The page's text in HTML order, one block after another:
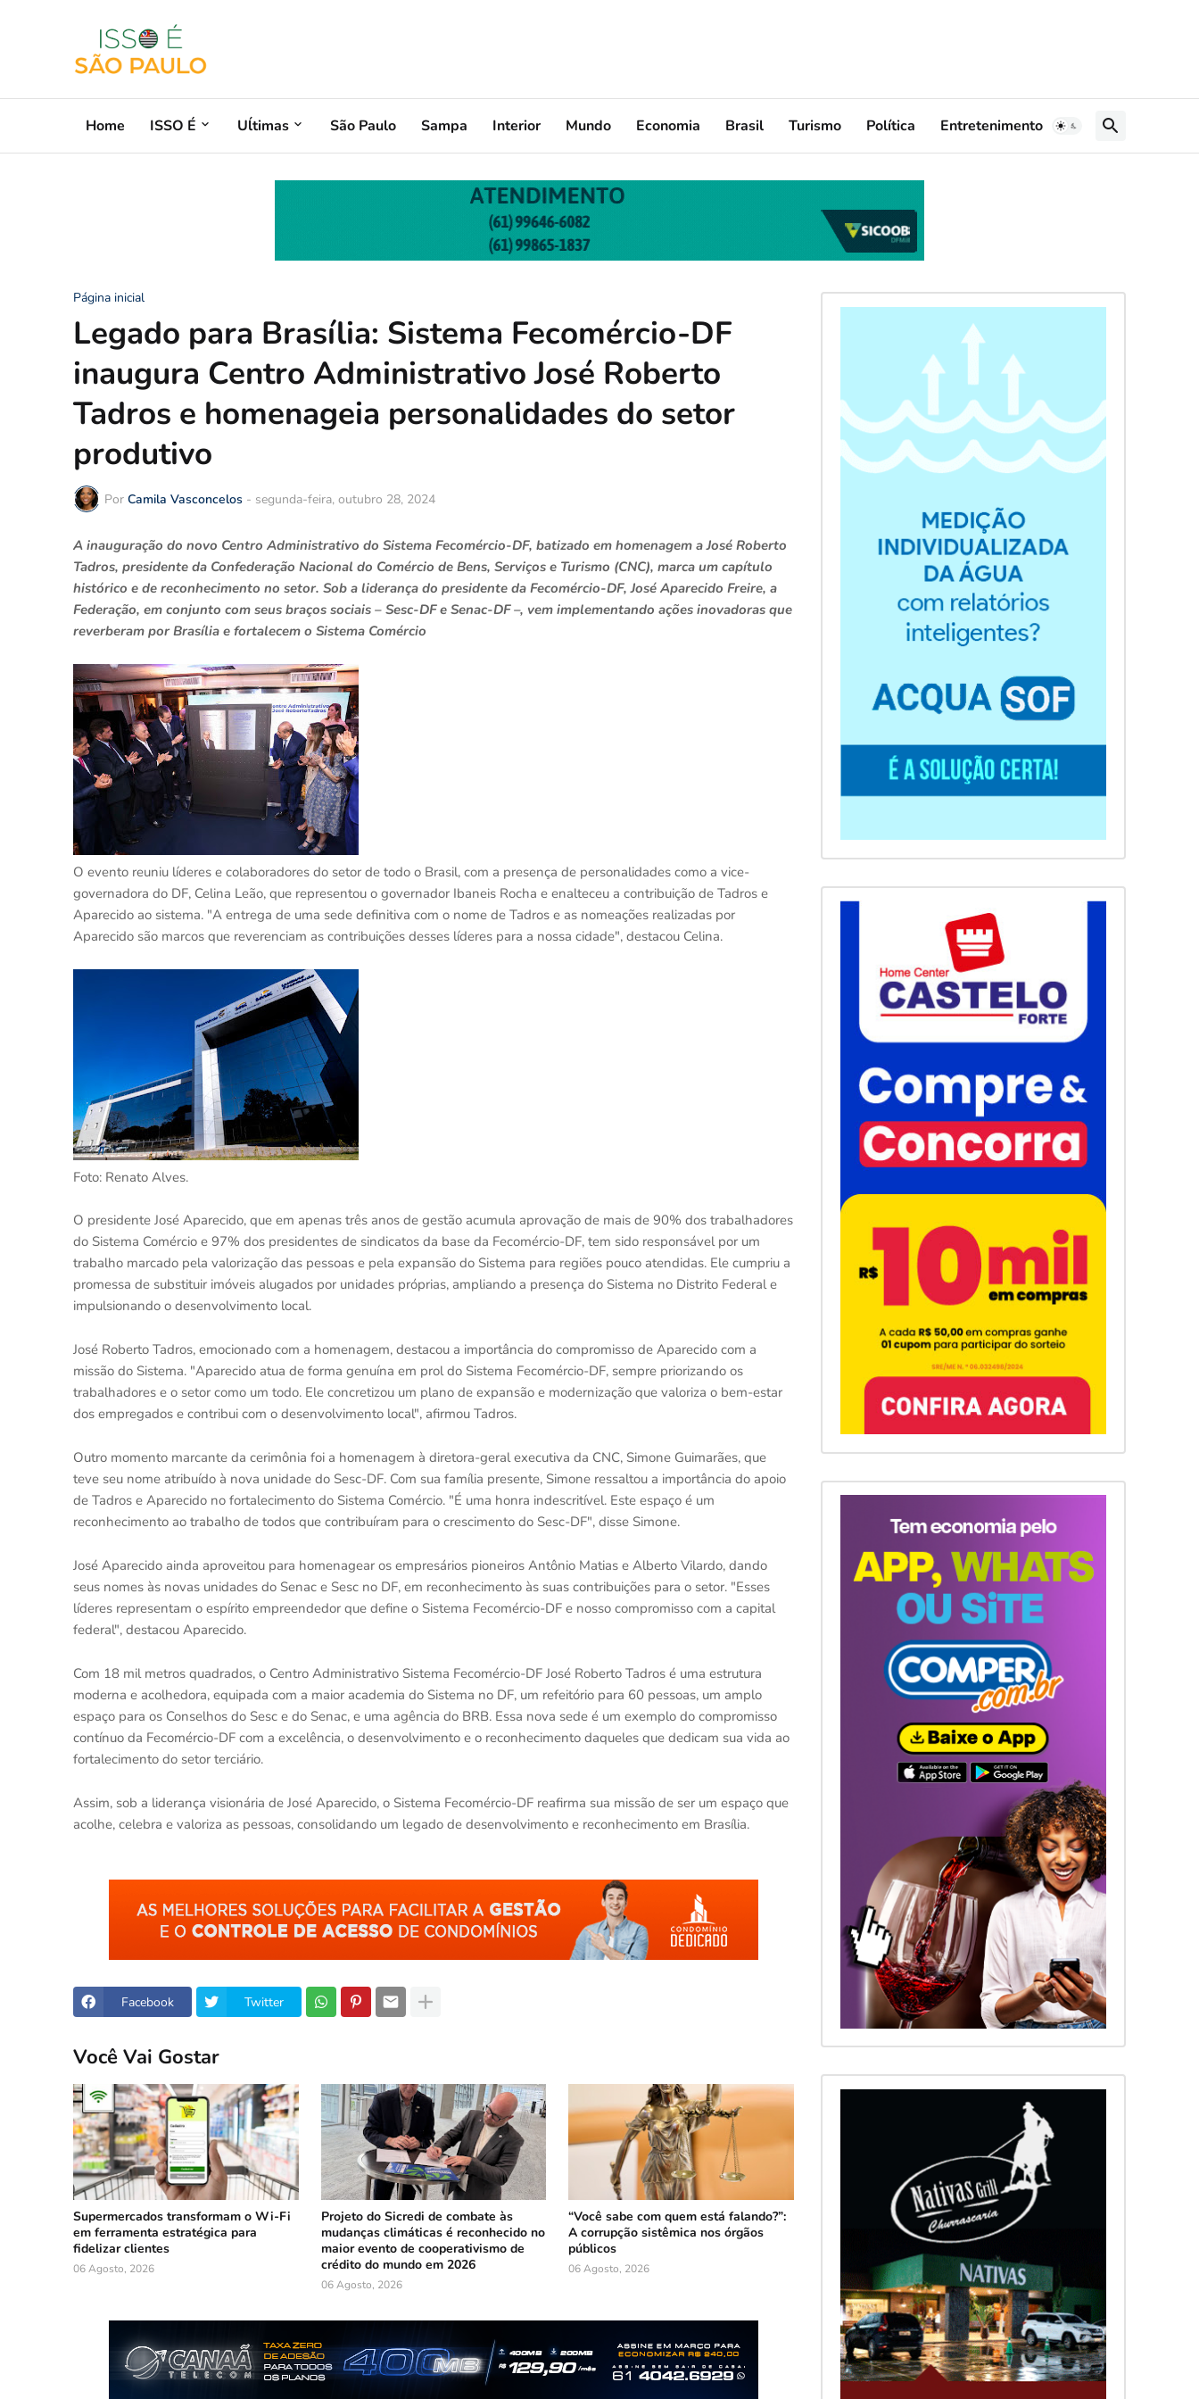
Home ISSO É Uĺtimas São Paulo Sampa Interior Mundo Economia Brasil Turismo Política Entretenimento
Página inicial
Legado para Brasília: Sistema Fecomércio-DF
inaugura Centro Administrativo José Roberto
Tadros e homenageia personalidades do setor
produtivo
Por Camila Vasconcelos - segunda-feira, outubro 28, 2024
A inauguração do novo Centro Administrativo do Sistema Fecomércio-DF, batizado em homenagem a José Roberto
Tadros, presidente da Confederação Nacional do Comércio de Bens, Serviços e Turismo (CNC), marca um capítulo
histórico e de reconhecimento no setor. Sob a liderança do presidente da Fecomércio-DF, José Aparecido Freire, a
Federação, em conjunto com seus braços sociais – Sesc-DF e Senac-DF –, vem implementando ações inovadoras que
reverberam por Brasília e fortalecem o Sistema Comércio
O evento reuniu líderes e colaboradores do setor de todo o Brasil, com a presença de personalidades como a vice-
governadora do DF, Celina Leão, que representou o governador Ibaneis Rocha e enalteceu a contribuição de Tadros e
Aparecido ao sistema. "A entrega de uma sede definitiva com o nome de Tadros e as nomeações realizadas por
Aparecido são marcos que reverenciam as contribuições desses líderes para a nossa cidade", destacou Celina.
Foto: Renato Alves.
O presidente José Aparecido, que em apenas três anos de gestão acumula aprovação de mais de 90% dos trabalhadores
do Sistema Comércio e 97% dos presidentes de sindicatos da base da Fecomércio-DF, tem sido responsável por um
trabalho marcado pela valorização das pessoas e pela expansão do Sistema para regiões pouco atendidas. Ele cumpriu a
promessa de substituir imóveis alugados por unidades próprias, ampliando a presença do Sistema no Distrito Federal e
impulsionando o desenvolvimento local.
José Roberto Tadros, emocionado com a homenagem, destacou a importância do compromisso de Aparecido com a
missão do Sistema. "Aparecido atua de forma genuína em prol do Sistema Fecomércio-DF, sempre priorizando os
trabalhadores e o setor como um todo. Ele concretizou um plano de expansão e modernização que valoriza o bem-estar
dos empregados e contribui com o desenvolvimento local", afirmou Tadros.
Outro momento marcante da cerimônia foi a homenagem à diretora-geral executiva da CNC, Simone Guimarães, que
teve seu nome atribuído à nova unidade do Sesc-DF. Com sua família presente, Simone ressaltou a importância do apoio
de Tadros e Aparecido no fortalecimento do Sistema Comércio. "É uma honra indescritível. Este espaço é um
reconhecimento ao trabalho de todos que contribuíram para o crescimento do Sesc-DF", disse Simone.
José Aparecido ainda aproveitou para homenagear os empresários pioneiros Antônio Matias e Alberto Vilardo, dando
seus nomes às novas unidades do Senac e Sesc no DF, em reconhecimento às suas contribuições para o setor. "Esses
líderes representam o espírito empreendedor que define o Sistema Fecomércio-DF e nosso compromisso com a capital
federal", destacou Aparecido.
Com 18 mil metros quadrados, o Centro Administrativo Sistema Fecomércio-DF José Roberto Tadros é uma estrutura
moderna e acolhedora, equipada com a maior academia do Sistema no DF, um refeitório para 60 pessoas, um amplo
espaço para os Conselhos do Sesc e do Senac, e uma agência do BRB. Essa nova sede é um exemplo do compromisso
contínuo da Fecomércio-DF com a excelência, o desenvolvimento e o reconhecimento daqueles que dedicam sua vida ao
fortalecimento do setor terciário.
Assim, sob a liderança visionária de José Aparecido, o Sistema Fecomércio-DF reafirma sua missão de ser um espaço que
acolhe, celebra e valoriza as pessoas, consolidando um legado de desenvolvimento e reconhecimento em Brasília.
Facebook Twitter
Você Vai Gostar
Supermercados transformam o Wi-Fi
em ferramenta estratégica para
fidelizar clientes
06 Agosto, 2026
Projeto do Sicredi de combate às
mudanças climáticas é reconhecido no
maior evento de cooperativismo de
crédito do mundo em 2026
06 Agosto, 2026
“Você sabe com quem está falando?”:
A corrupção sistêmica nos órgãos
públicos
06 Agosto, 2026